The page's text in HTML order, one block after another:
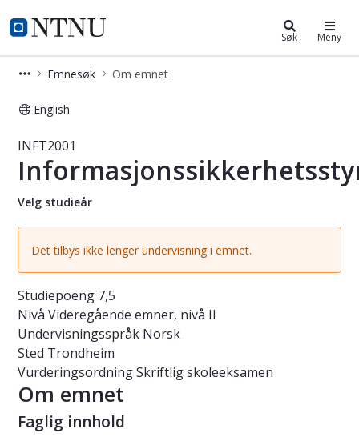
NTNU Hjemmeside
Studier Søk Meny
Emnesøk Om emnet
English
Emne -
INFT2001
Velg studieår
Det tilbys ikke lenger undervisning i emnet.
Studiepoeng 7,5
Nivå Videregående emner, nivå II
Undervisningsspråk Norsk
Sted Trondheim
VurderingsordningSkriftlig skoleeksamen
Om emnet
Faglig innhold